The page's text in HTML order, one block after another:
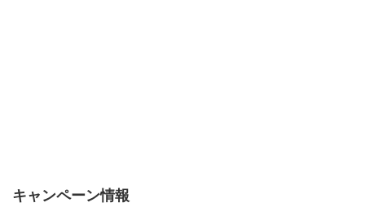
キャンペーン情報